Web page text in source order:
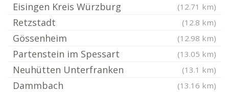
Eisingen Kreis Würzburg (12.71 km)
Retzstadt (12.8 km)
Gössenheim (12.98 km)
Partenstein im Spessart (13.05 km)
Neuhütten Unterfranken (13.1 km)
Dammbach (13.16 km)